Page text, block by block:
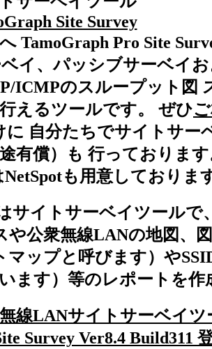
Site Survey
TamoGraph Pro Site
イ、パッシブサーベイ
ICMPのスループット図
えるツールです。 ぜひ
自分たちでサイトサー
有償）も 行っておりま
も用意しております
サイトサーベイツールで、
公衆無線LANの地図、
ップと呼びます）や
ます）等のレポートを作
線LANサイトサーベイツ
Survey Ver8.4 Build311